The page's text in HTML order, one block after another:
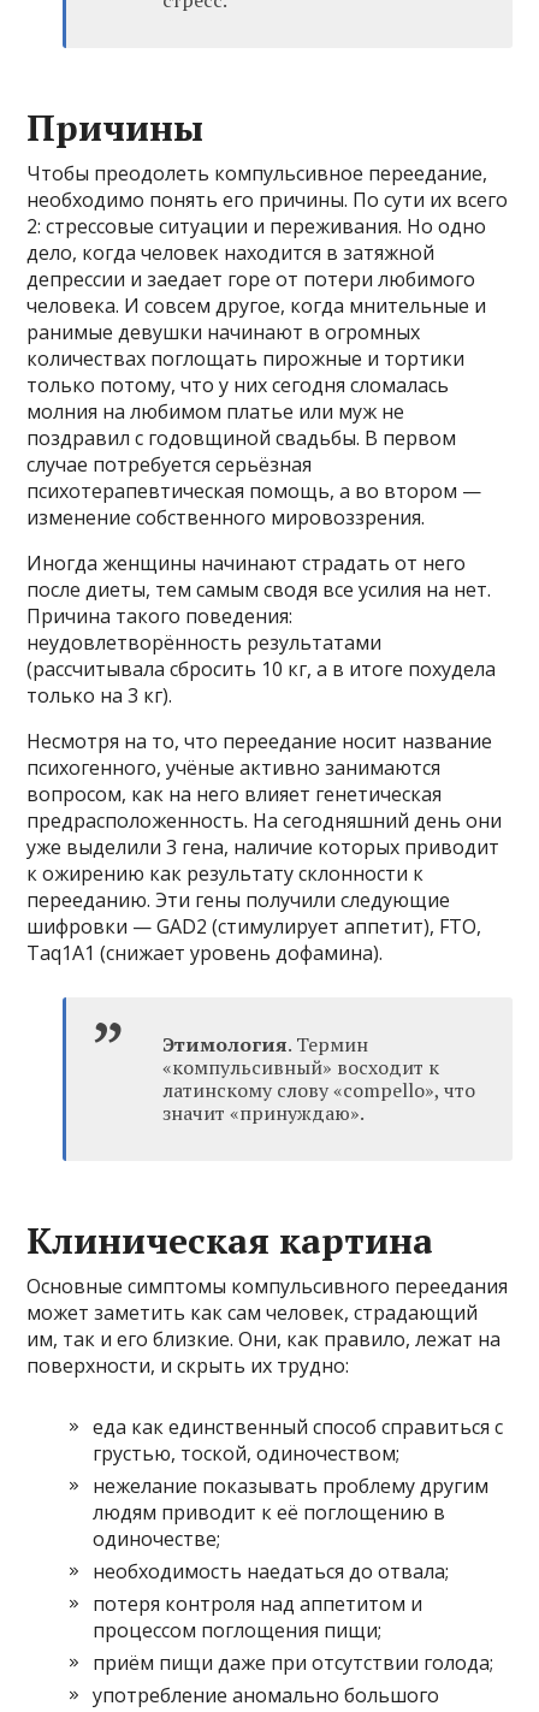
Причины
Чтобы преодолеть компульсивное переедание,
необходимо понять его причины. По сути их всего
2: стрессовые ситуации и переживания. Но одно
дело, когда человек находится в затяжной
депрессии и заедает горе от потери любимого
человека. И совсем другое, когда мнительные и
ранимые девушки начинают в огромных
количествах поглощать пирожные и тортики
только потому, что у них сегодня сломалась
молния на любимом платье или муж не
поздравил с годовщиной свадьбы. В первом
случае потребуется серьёзная
психотерапевтическая помощь, а во втором —
изменение собственного мировоззрения.
Иногда женщины начинают страдать от него
после диеты, тем самым сводя все усилия на нет.
Причина такого поведения:
неудовлетворённость результатами
(рассчитывала сбросить 10 кг, а в итоге похудела
только на 3 кг).
Несмотря на то, что переедание носит название
психогенного, учёные активно занимаются
вопросом, как на него влияет генетическая
предрасположенность. На сегодняшний день они
уже выделили 3 гена, наличие которых приводит
к ожирению как результату склонности к
перееданию. Эти гены получили следующие
шифровки — GAD2 (стимулирует аппетит), FTO,
Taq1A1 (снижает уровень дофамина).
Этимология. Термин
«компульсивный» восходит к
латинскому слову «compello», что
значит «принуждаю».
Клиническая картина
Основные симптомы компульсивного переедания
может заметить как сам человек, страдающий
им, так и его близкие. Они, как правило, лежат на
поверхности, и скрыть их трудно:
еда как единственный способ справиться с
грустью, тоской, одиночеством;
нежелание показывать проблему другим
людям приводит к её поглощению в
одиночестве;
необходимость наедаться до отвала;
потеря контроля над аппетитом и
процессом поглощения пищи;
приём пищи даже при отсутствии голода;
употребление аномально большого